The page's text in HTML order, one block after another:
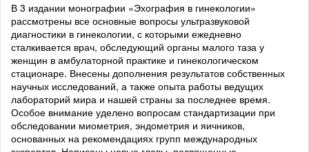
В 3 издании монографии «Эхография в гинекологии»
рассмотрены все основные вопросы ультразвуковой
диагностики в гинекологии, с которыми ежедневно
сталкивается врач, обследующий органы малого таза у
женщин в амбулаторной практике и гинекологическом
стационаре. Внесены дополнения результатов собственных
научных исследований, а также опыта работы ведущих
лабораторий мира и нашей страны за последнее время.
Особое внимание уделено вопросам стандартизации при
обследовании миометрия, эндометрия и яичников,
основанных на рекомендациях групп международных